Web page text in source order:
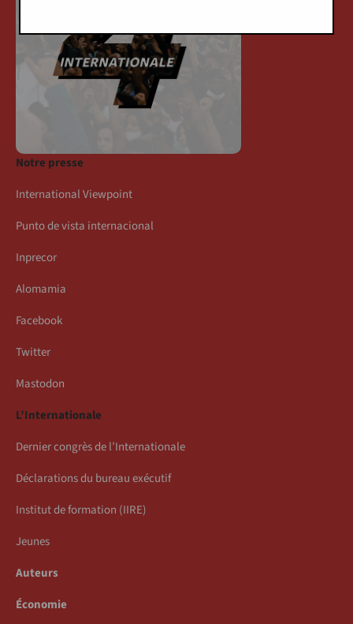
Notre presse
International Viewpoint
Punto de vista internacional
Inprecor
Alomamia
Facebook
Twitter
Mastodon
L’Internationale
Dernier congrès de l’Internationale
Déclarations du bureau exécutif
Institut de formation (IIRE)
Jeunes
Auteurs
Économie